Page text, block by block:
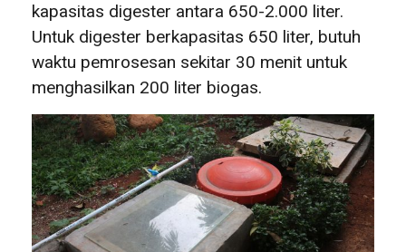
kapasitas digester antara 650-2.000 liter.
Untuk digester berkapasitas 650 liter, butuh
waktu pemrosesan sekitar 30 menit untuk
menghasilkan 200 liter biogas.